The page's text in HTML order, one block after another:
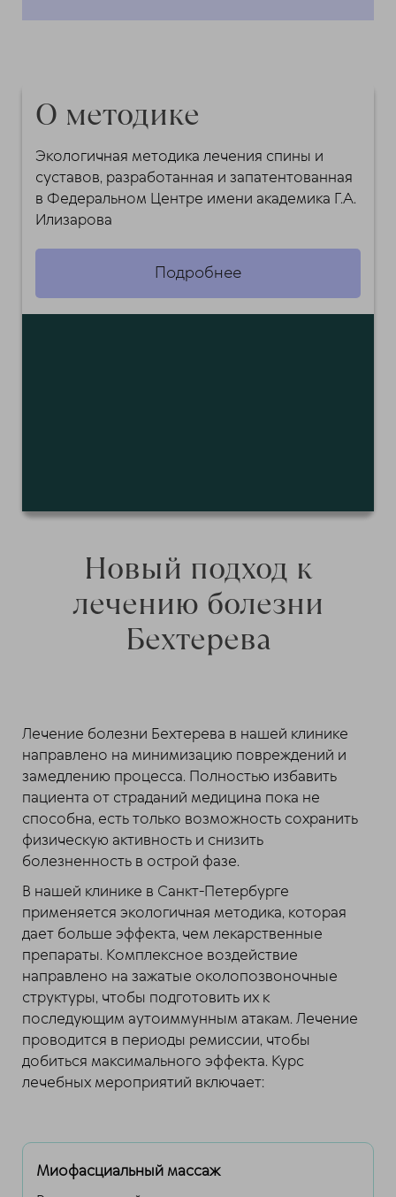
О методике
Экологичная методика лечения спины и
суставов, разработанная и запатентованная
в Федеральном Центре имени академика Г.А.
Илизарова
Подробнее
Новый подход к
лечению болезни
Бехтерева
Лечение болезни Бехтерева в нашей клинике
направлено на минимизацию повреждений и
замедлению процесса. Полностью избавить
пациента от страданий медицина пока не
способна, есть только возможность сохранить
физическую активность и снизить
болезненность в острой фазе.
В нашей клинике в Санкт-Петербурге
применяется экологичная методика, которая
дает больше эффекта, чем лекарственные
препараты. Комплексное воздействие
направлено на зажатые околопозвоночные
структуры, чтобы подготовить их к
последующим аутоиммунным атакам. Лечение
проводится в периоды ремиссии, чтобы
добиться максимального эффекта. Курс
лечебных мероприятий включает:
Миофасциальный массаж